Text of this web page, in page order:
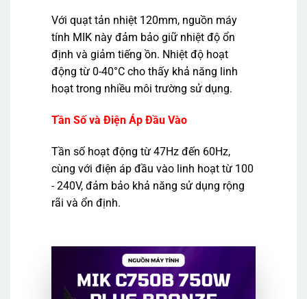
Với quạt tản nhiệt 120mm, nguồn máy
tính MIK này đảm bảo giữ nhiệt độ ổn
định và giảm tiếng ồn. Nhiệt độ hoạt
động từ 0-40°C cho thấy khả năng linh
hoạt trong nhiều môi trường sử dụng.
Tần Số và Điện Áp Đầu Vào
Tần số hoạt động từ 47Hz đến 60Hz,
cùng với điện áp đầu vào linh hoạt từ 100
- 240V, đảm bảo khả năng sử dụng rộng
rãi và ổn định.